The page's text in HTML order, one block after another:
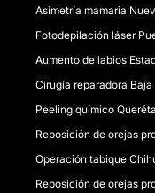
Asimetría mamaria
Fotodepilación láser
Aumento de labios
Cirugía reparadora
Peeling químico
Reposición de orejas
Operación tabique
Reposición de orejas